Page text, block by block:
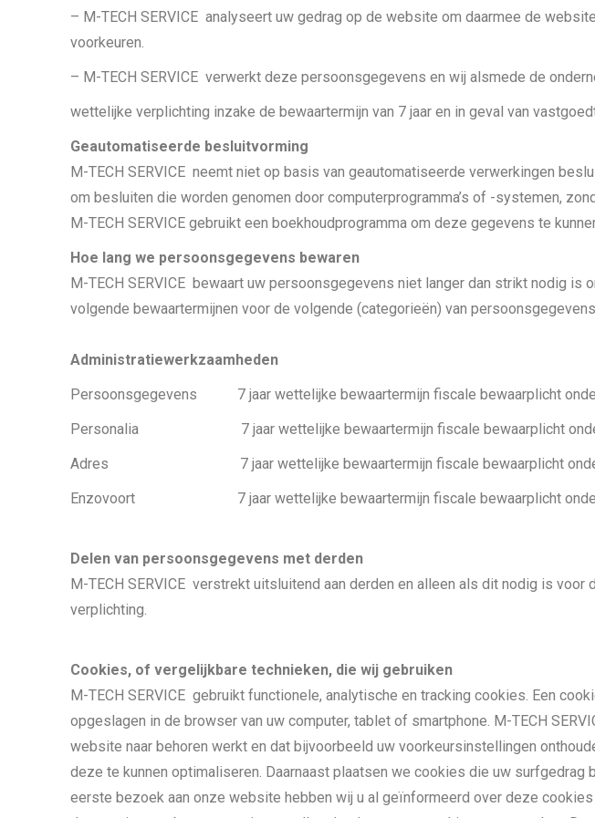
– M-TECH SERVICE analyseert uw gedrag op de website om daarmee de
voorkeuren.
– M-TECH SERVICE verwerkt deze persoonsgegevens en wij alsmede de
wettelijke verplichting inzake de bewaartermijn van 7 jaar en in geval van
Geautomatiseerde besluitvorming
M-TECH SERVICE neemt niet op basis van geautomatiseerde verwerkingen
om besluiten die worden genomen door computerprogramma’s of -systemen,
M-TECH SERVICE gebruikt een boekhoudprogramma om deze gegevens te
Hoe lang we persoonsgegevens bewaren
M-TECH SERVICE bewaart uw persoonsgegevens niet langer dan strikt nodig
volgende bewaartermijnen voor de volgende (categorieën) van
Administratiewerkzaamheden
Persoonsgegevens 7 jaar wettelijke bewaartermijn fiscale bewaarplicht
Personalia 7 jaar wettelijke bewaartermijn fiscale bewaarplicht
Adres 7 jaar wettelijke bewaartermijn fiscale bewaarplicht
Enzovoort 7 jaar wettelijke bewaartermijn fiscale bewaarplicht
Delen van persoonsgegevens met derden
M-TECH SERVICE verstrekt uitsluitend aan derden en alleen als dit nodig is
verplichting.
Cookies, of vergelijkbare technieken, die wij gebruiken
M-TECH SERVICE gebruikt functionele, analytische en tracking cookies. Een
opgeslagen in de browser van uw computer, tablet of smartphone. M-TECH
website naar behoren werkt en dat bijvoorbeeld uw voorkeursinstellingen
deze te kunnen optimaliseren. Daarnaast plaatsen we cookies die uw
eerste bezoek aan onze website hebben wij u al geïnformeerd over deze